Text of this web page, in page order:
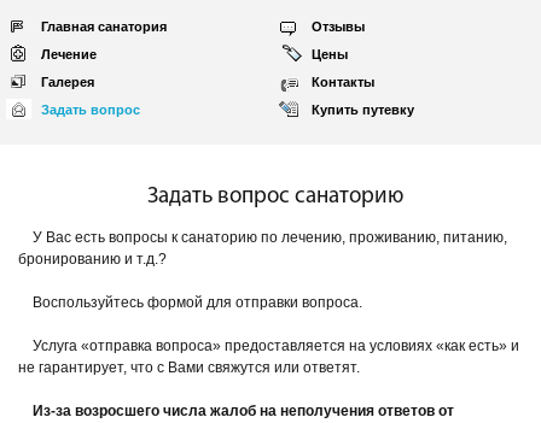
Главная санатория
Отзывы
Лечение
Цены
Галерея
Контакты
Задать вопрос
Купить путевку
Задать вопрос санаторию
У Вас есть вопросы к санаторию по лечению, проживанию, питанию,
бронированию и т.д.?
Воспользуйтесь формой для отправки вопроса.
Услуга «отправка вопроса» предоставляется на условиях «как есть» и
не гарантирует, что с Вами свяжутся или ответят.
Из-за возросшего числа жалоб на неполучения ответов от